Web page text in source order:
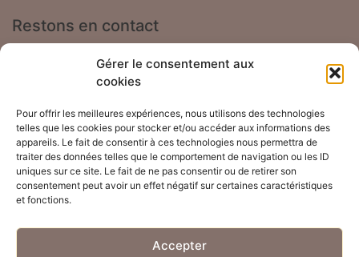
Gérer le consentement aux
cookies
Pour offrir les meilleures expériences, nous utilisons des technologies
telles que les cookies pour stocker et/ou accéder aux informations des
appareils. Le fait de consentir à ces technologies nous permettra de
traiter des données telles que le comportement de navigation ou les ID
uniques sur ce site. Le fait de ne pas consentir ou de retirer son
consentement peut avoir un effet négatif sur certaines caractéristiques
et fonctions.
Accepter
Restons en contact
25 av de Saint Geniez
12500 Saint Côme d'Olt - France
+33 6 52 46 24 20
aupontdolt@gmail.com